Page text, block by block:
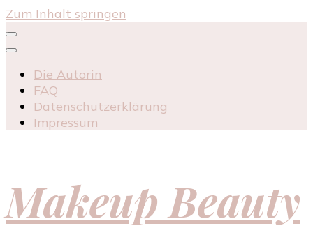
Zum Inhalt springen
Die Autorin
FAQ
Datenschutzerklärung
Impressum
Makeup Beauty